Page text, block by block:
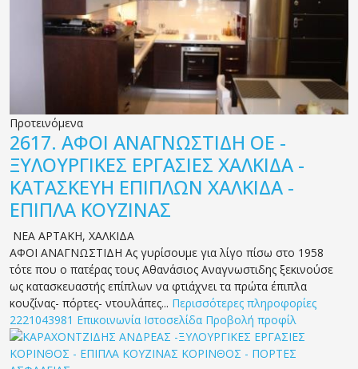
Προτεινόμενα
2617. ΑΦΟΙ ΑΝΑΓΝΩΣΤΙΔΗ ΟΕ -
ΞΥΛΟΥΡΓΙΚΕΣ ΕΡΓΑΣΙΕΣ ΧΑΛΚΙΔΑ -
ΚΑΤΑΣΚΕΥΗ ΕΠΙΠΛΩΝ ΧΑΛΚΙΔΑ -
ΕΠΙΠΛΑ ΚΟΥΖΙΝΑΣ
ΝΕΑ ΑΡΤΑΚΗ, ΧΑΛΚΙΔΑ
ΑΦΟΙ ΑΝΑΓΝΩΣΤΙΔΗ Ας γυρίσουμε για λίγο πίσω στο 1958
τότε που ο πατέρας τους Αθανάσιος Αναγνωστιδης ξεκινούσε
ως κατασκευαστής επίπλων να φτιάχνει τα πρώτα έπιπλα
κουζίνας- πόρτες- ντουλάπες... Περισσότερες πληροφορίες
2221043981 Επικοινωνία Ιστοσελίδα Προβολή προφίλ